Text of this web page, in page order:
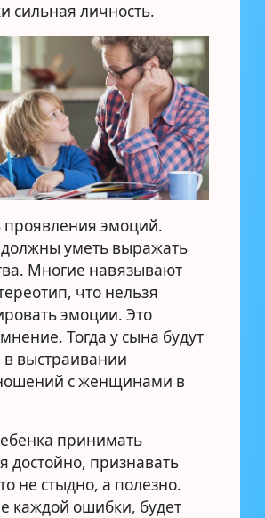
сильная личность.
эмоций.
уметь выражать
Многие навязывают
что нельзя
эмоции. Это
Тогда у сына будут
выстраивании
с женщинами в
принимать
достойно, признавать
не стыдно, а полезно.
каждой ошибки, будет